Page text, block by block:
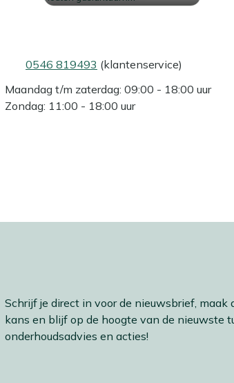
0546 819493 (klantenservice)
Maandag t/m zaterdag: 09:00 - 18:00 uur
Zondag: 11:00 - 18:00 uur
Schrijf je direct in voor de nieuwsbrief, maak
kans en blijf op de hoogte van de nieuwste
onderhoudsadvies en acties!